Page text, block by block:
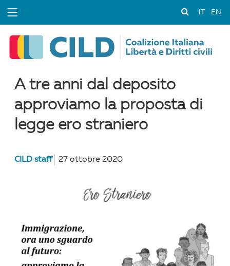
EN
A tre anni dal deposito
approviamo la proposta di
legge ero straniero
CILD staff 27 ottobre 2020